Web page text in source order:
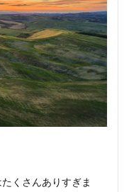
くさんありすぎま